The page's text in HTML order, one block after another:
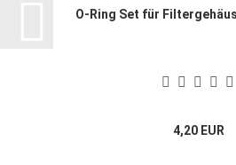
O-Ring Set für
4,20 EUR